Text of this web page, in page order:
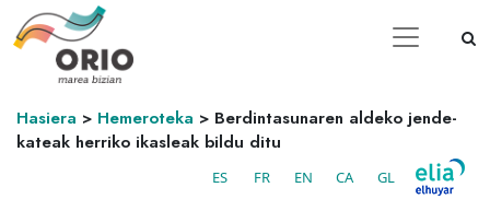
Hasiera > Hemeroteka > Berdintasunaren aldeko jende-
kateak herriko ikasleak bildu ditu
ES FR EN CA GL